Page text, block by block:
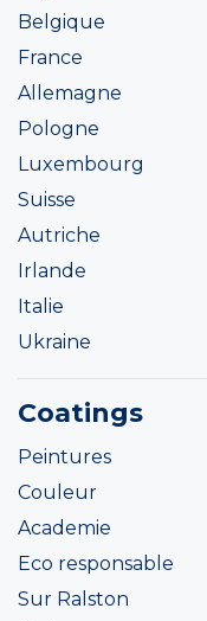
Belgique
France
Allemagne
Pologne
Luxembourg
Suisse
Autriche
Irlande
Italie
Ukraine
Coatings
Peintures
Couleur
Academie
Eco responsable
Sur Ralston